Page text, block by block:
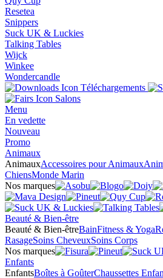
Resetea
Snippers
Suck UK & Luckies
Talking Tables
Wijck
Winkee
Wondercandle
Téléchargements
Salons
Menu
En vedette
Nouveau
Promo
Animaux
AnimauxAccessoires pour Animaux
ChiensMonde Marin
Nos marques
Beauté & Bien-être
Beauté & Bien-êtreBainFitness & Yoga
RasageSoins CheveuxSoins Corps
Nos marques
Enfants
EnfantsBoîtes à GoûterChaussettes